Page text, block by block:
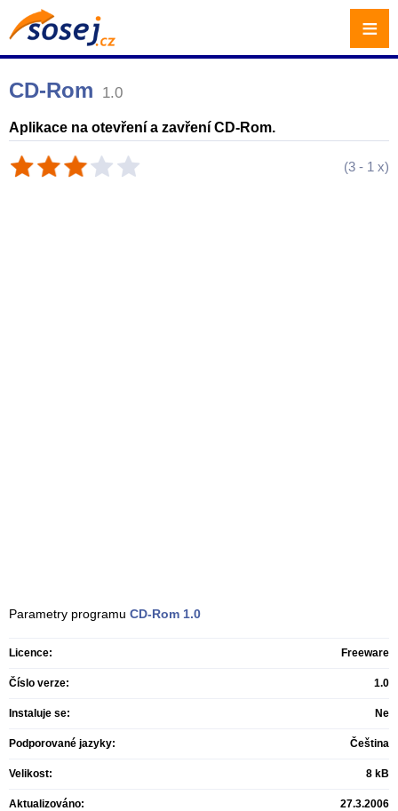
CD-Rom 1.0
Aplikace na otevření a zavření CD-Rom.
(3 - 1 x)
Parametry programu CD-Rom 1.0
Licence: Freeware
Číslo verze: 1.0
Instaluje se: Ne
Podporované jazyky: Čeština
Velikost: 8 kB
Aktualizováno: 27.3.2006
≡